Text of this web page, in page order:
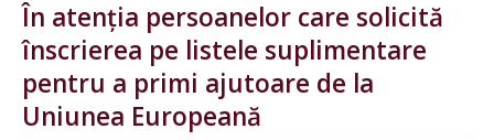
În atenția persoanelor care solicită
înscrierea pe listele suplimentare
pentru a primi ajutoare de la
Uniunea Europeană